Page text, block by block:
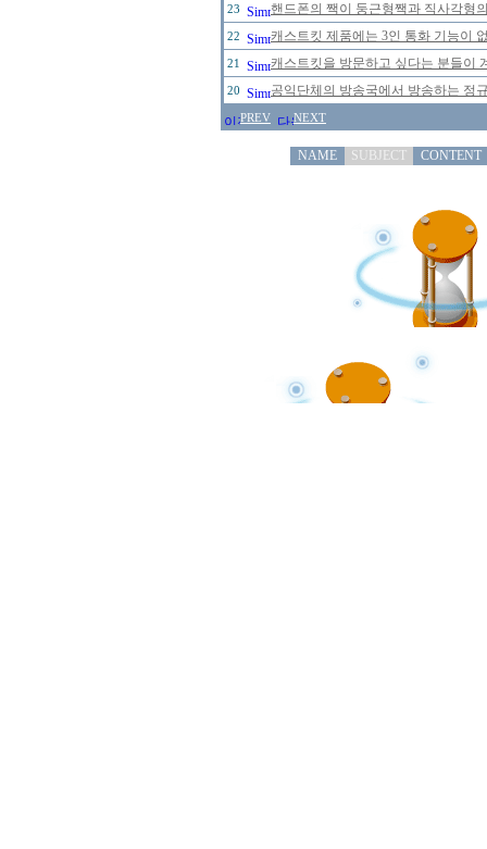
23 핸드폰의 짹이 둥근형짹과 직사각형
22 캐스트킷 제품에는 3인 통화 기능이
21 캐스트킷을 방문하고 싶다는 분들이
20 공익단체의 방송국에서 방송하는 정
PREV NEXT